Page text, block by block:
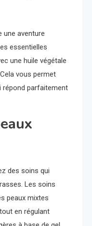
une aventure
essentielles
une huile végétale
vous permet
répond parfaitement
des soins qui
Les soins
peaux mixtes
en régulant